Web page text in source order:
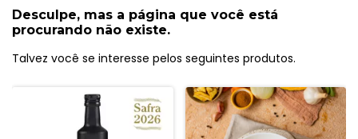
Desculpe, mas a página que você está
procurando não existe.
Talvez você se interesse pelos seguintes produtos.